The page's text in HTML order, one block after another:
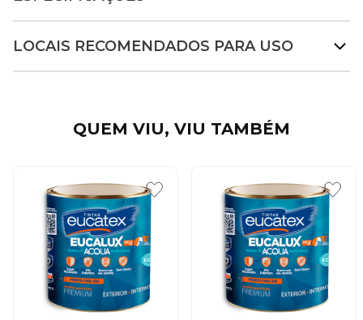
LOCAIS RECOMENDADOS PARA USO
QUEM VIU, VIU TAMBÉM